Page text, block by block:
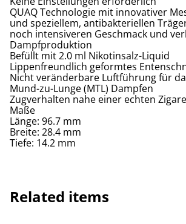
QUAQ Technologie mit innovativer
und speziellem, antibakteriellen
noch intensiveren Geschmack und
Dampfproduktion
Befüllt mit 2.0 ml Nikotinsalz-Liquid
Lippenfreundlich geformtes
Nicht veränderbare Luftführung für
Mund-zu-Lunge (MTL) Dampfen
Zugverhalten nahe einer echten
Maße
Länge: 96.7 mm
Breite: 28.4 mm
Tiefe: 14.2 mm
Related items